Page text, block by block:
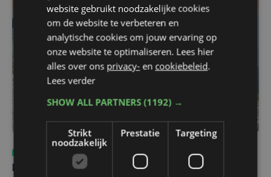
do 6 augustus | 10:49
Margot Vanpachtenbeke beklimt zeven keer de Mont
website gebruikt noodzakelijke cookies
om de website te verbeteren en
analytische cookies om jouw ervaring op
onze website te optimaliseren. Lees hier
alles over ons privacy- en cookiebeleid.
Lees verder
SHOW ALL PARTNERS(1192) →
Strikt
noodzakelijk
Prestatie Targeting